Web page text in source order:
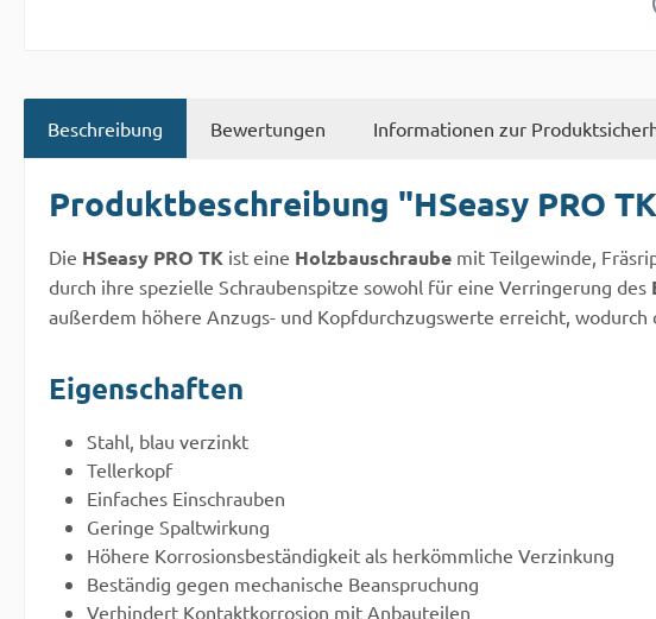
Beschreibung Bewertungen Informationen zur
Produktbeschreibung "HSeasy PRO
Die HSeasy PRO TK ist eine Holzbauschraube mit Teilgewinde,
durch ihre spezielle Schraubenspitze sowohl für eine Verringerung des
außerdem höhere Anzugs- und Kopfdurchzugswerte erreicht,
Eigenschaften
Stahl, blau verzinkt
Tellerkopf
Einfaches Einschrauben
Geringe Spaltwirkung
Höhere Korrosionsbeständigkeit als herkömmliche Verzinkung
Beständig gegen mechanische Beanspruchung
Verhindert Kontaktkorrosion mit Anbauteilen